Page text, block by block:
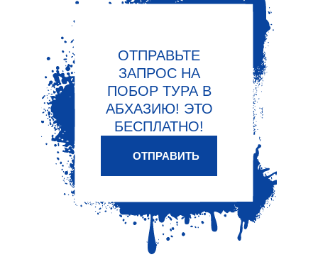
ОТПРАВЬТЕ
ЗАПРОС НА
ПОБОР ТУРА В
АБХАЗИЮ! ЭТО
БЕСПЛАТНО!
ОТПРАВИТЬ